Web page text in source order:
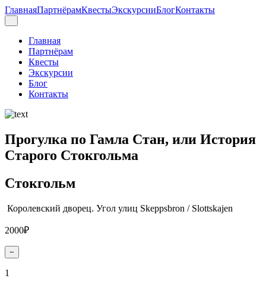
ГлавнаяПартнёрамКвестыЭкскурсииБлогКонтакты
Главная
Партнёрам
Квесты
Экскурсии
Блог
Контакты
Прогулка по Гамла Стан, или История
Старого Стокгольма
Стокгольм
Королевский дворец. Угол улиц Skeppsbron / Slottskajen
2000₽
−
1